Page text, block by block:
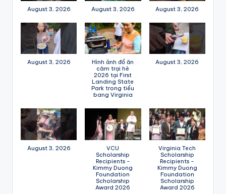
August 3, 2026 August 3, 2026 August 3, 2026
August 3, 2026
Hình ảnh đổ ăn
câm trại hè
2026 tại First
Landing State
Park trong tiểu
bang Virginia
August 3, 2026
August 3, 2026
VCU
Scholarship
Recipients -
Kimmy Duong
Foundation
Scholarship
Award 2026
Virginia Tech
Scholarship
Recipients -
Kimmy Duong
Foundation
Scholarship
Award 2026